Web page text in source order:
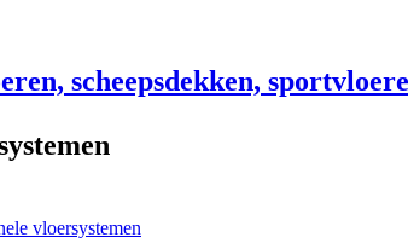
scheepsdekken,
vloersystemen